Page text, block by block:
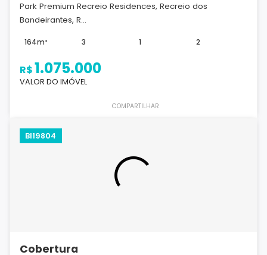
Park Premium Recreio Residences, Recreio dos
Bandeirantes, R...
164m² 3 1 2
R$1.075.000
VALOR DO IMÓVEL
COMPARTILHAR
BI19804
Cobertura